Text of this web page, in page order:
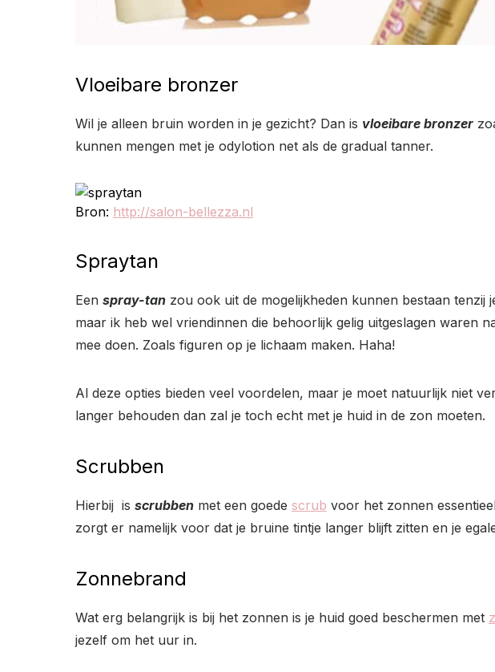
Vloeibare bronzer
Wil je alleen bruin worden in je gezicht? Dan is vloeibare bronzer
kunnen mengen met je odylotion net als de gradual tanner.
Bron: http://salon-bellezza.nl
Spraytan
Een spray-tan zou ook uit de mogelijkheden kunnen bestaan
maar ik heb wel vriendinnen die behoorlijk gelig uitgeslagen waren
mee doen. Zoals figuren op je lichaam maken. Haha!
Al deze opties bieden veel voordelen, maar je moet natuurlijk niet
langer behouden dan zal je toch echt met je huid in de zon moeten.
Scrubben
Hierbij is scrubben met een goede scrub voor het zonnen
zorgt er namelijk voor dat je bruine tintje langer blijft zitten en je
Zonnebrand
Wat erg belangrijk is bij het zonnen is je huid goed beschermen met
jezelf om het uur in.